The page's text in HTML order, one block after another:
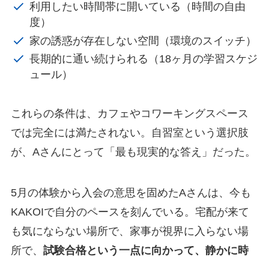
利用したい時間帯に開いている（時間の自由
度）
家の誘惑が存在しない空間（環境のスイッチ）
長期的に通い続けられる（18ヶ月の学習スケジ
ュール）
これらの条件は、カフェやコワーキングスペース
では完全には満たされない。自習室という選択肢
が、Aさんにとって「最も現実的な答え」だった。
5月の体験から入会の意思を固めたAさんは、今も
KAKOIで自分のペースを刻んでいる。宅配が来て
も気にならない場所で、家事が視界に入らない場
所で、 試験合格という一点に向かって、静かに時